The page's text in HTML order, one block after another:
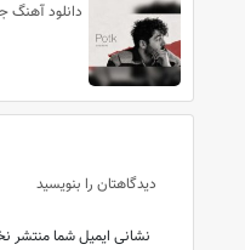
دانلود آهنگ
دیدگاهتان را بنویسید
نشانی ایمیل شما منتشر